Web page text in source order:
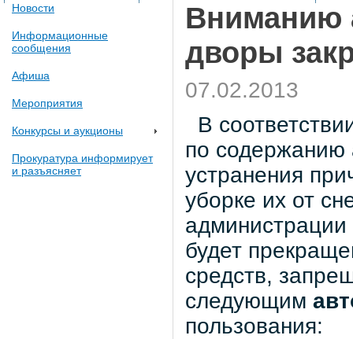
Новости
Информационные
сообщения
Афиша
Мероприятия
Конкурсы и аукционы
Прокуратура информирует
и разъясняет
Вниманию
дворы
07.02.2013
В
по содержанию
устранения
уборке их от
администрации
будет
средств,
следующим
пользования: